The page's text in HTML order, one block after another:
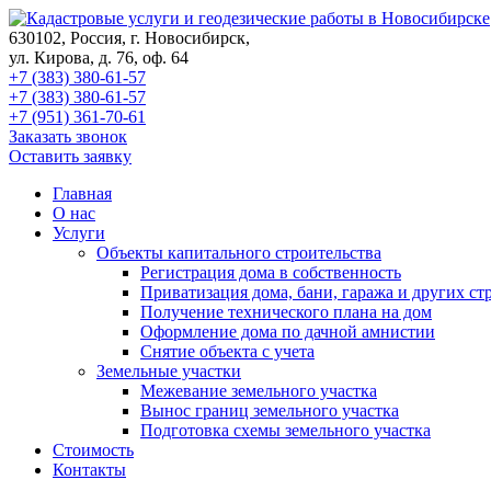
630102, Россия, г. Новосибирск,
ул. Кирова, д. 76,​ оф. 64
+7 (383) 380-61-57
+7 (383) 380-61-57
+7 (951) 361-70-61
Заказать звонок
Оставить заявку
Главная
О нас
Услуги
Объекты капитального строительства
Регистрация дома в собственность
Приватизация дома, бани, гаража и других
Получение технического плана на дом
Оформление дома по дачной амнистии
Снятие объекта с учета
Земельные участки
Межевание земельного участка
Вынос границ земельного участка
Подготовка схемы земельного участка
Стоимость
Контакты